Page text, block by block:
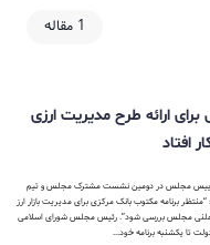
1 مقاله
ارائه طرح مدیریت ارزی
افتاد
رییس مجلس در دومین نشست مشترک مجلس و تیم
برنامه مکتوب بانک مرکزی برای مدیریت بازار ارز
مجلس بررسی شود”. رئیس مجلس شورای اسلامی
دولت تا یکشنبه برنامه خود...